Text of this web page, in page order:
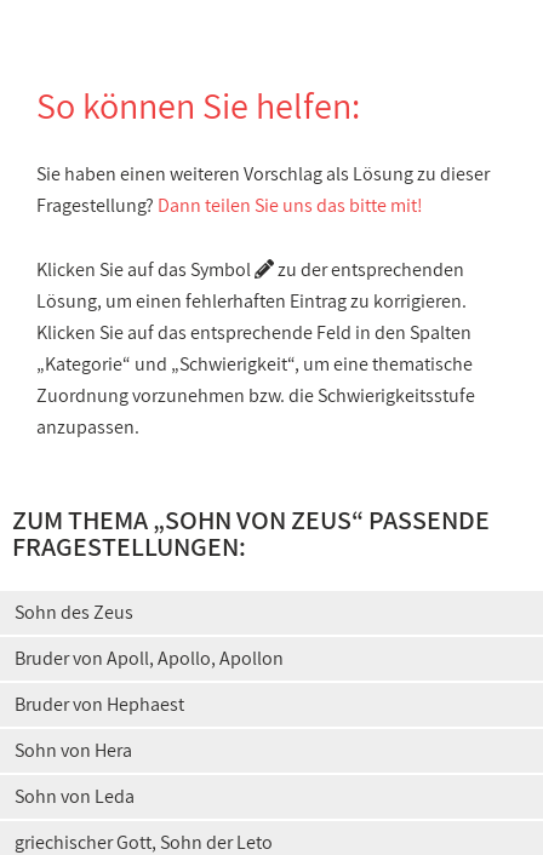
So können Sie helfen:
Sie haben einen weiteren Vorschlag als Lösung zu dieser
Fragestellung? Dann teilen Sie uns das bitte mit!
Klicken Sie auf das Symbol
zu der entsprechenden
Lösung, um einen fehlerhaften Eintrag zu korrigieren.
Klicken Sie auf das entsprechende Feld in den Spalten
„Kategorie“ und „Schwierigkeit“, um eine thematische
Zuordnung vorzunehmen bzw. die Schwierigkeitsstufe
anzupassen.
ZUM THEMA „SOHN VON ZEUS“ PASSENDE
FRAGESTELLUNGEN:
Sohn des Zeus
Bruder von Apoll, Apollo, Apollon
Bruder von Hephaest
Sohn von Hera
Sohn von Leda
griechischer Gott, Sohn der Leto